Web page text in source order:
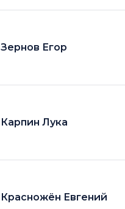
Зернов Егор
Карпин Лука
Красножён Евгений